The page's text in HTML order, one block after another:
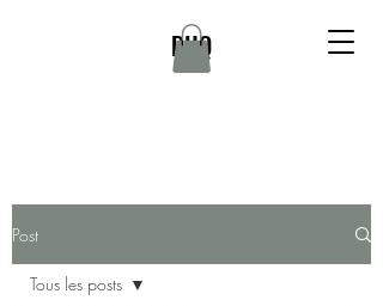
DHQ
Post
Tous les posts